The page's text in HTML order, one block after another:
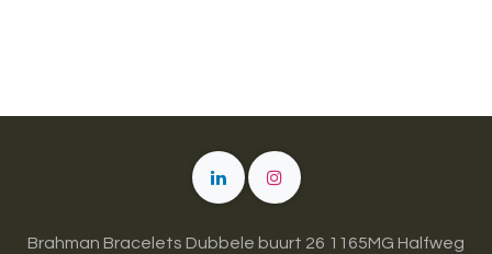
Brahman Bracelets Dubbele buurt 26 1165MG Halfweg